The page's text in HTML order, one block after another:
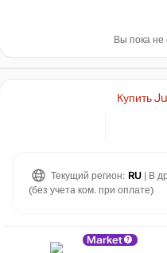
Вы пока не
Купить
Текущий регион: RU | В
(без учета ком. при оплате)
Market